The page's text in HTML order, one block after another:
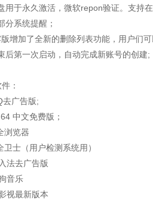
用于永久激活，微软repon验证。支持
分系统提醒；
增加了全新的删除列表功能，用户们可
后第一次启动，自动完成新账号的创建;
：
去广告版;
中文免费版；
浏览器
士（用户检测系统用）
法去广告版
音乐
视最新版本